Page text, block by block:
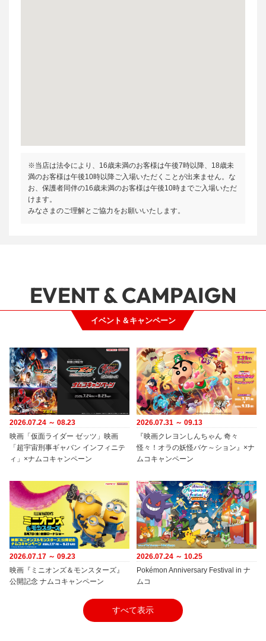
※当店は法令により、16歳未満のお客様は午後7時以降、18歳未
満のお客様は午後10時以降ご入場いただくことが出来ません。な
お、保護者同伴の16歳未満のお客様は午後10時までご入場いただ
けます。
みなさまのご理解とご協力をお願いいたします。
イベント＆キャンペーン
EVENT & CAMPAIGN
2026.07.24 ～ 08.23
映画「仮面ライダー ゼッツ」映画
「超宇宙刑事ギャバン インフィニテ
ィ」×ナムコキャンペーン
2026.07.31 ～ 09.13
『映画クレヨンしんちゃん 奇々
怪々！オラの妖怪バケ～ション』×ナ
ムコキャンペーン
2026.07.17 ～ 09.23
映画『ミニオンズ＆モンスターズ』
公開記念 ナムコキャンペーン
2026.07.24 ～ 10.25
Pokémon Anniversary Festival in ナ
ムコ
すべて表示